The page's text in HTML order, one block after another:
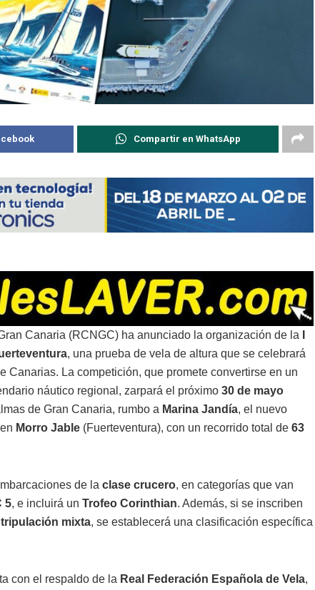
Compartir en WhatsApp
Canaria (RCNGC) ha anunciado la organización de la
, una prueba de vela de altura que se celebrará
Canarias. La competición, que promete convertirse en un
náutico regional, zarpará el próximo 30 de mayo
de Gran Canaria, rumbo a Marina Jandía, el nuevo
Morro Jable (Fuerteventura), con un recorrido total de 63
de la clase crucero, en categorías que van
5, e incluirá un Trofeo Corinthian. Además, si se inscriben
tripulación mixta, se establecerá una clasificación específica
con el respaldo de la Real Federación Española de Vela,